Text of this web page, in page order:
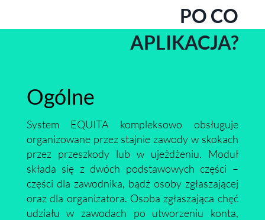
PO CO
APLIKACJA?
Ogólne
System EQUITA kompleksowo obsługuje
organizowane przez stajnie zawody w skokach
przez przeszkody lub w ujeżdżeniu. Moduł
składa się z dwóch podstawowych części –
części dla zawodnika, bądź osoby zgłaszającej
oraz dla organizatora. Osoba zgłaszająca chęć
udziału w zawodach po utworzeniu konta,